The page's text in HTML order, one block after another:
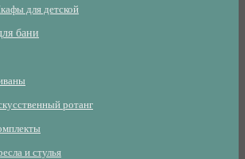
для детской
бани
ротанг
и стулья